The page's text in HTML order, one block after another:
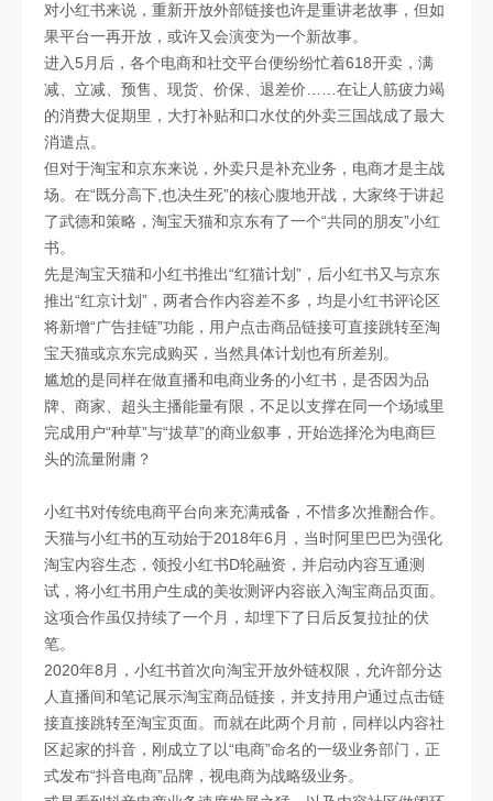
对小红书来说，重新开放外部链接也许是重讲老故事，但如
果平台一再开放，或许又会演变为一个新故事。
进入5月后，各个电商和社交平台便纷纷忙着618开卖，满
减、立减、预售、现货、价保、退差价……在让人筋疲力竭
的消费大促期里，大打补贴和口水仗的外卖三国战成了最大
消遣点。
但对于淘宝和京东来说，外卖只是补充业务，电商才是主战
场。在“既分高下,也决生死”的核心腹地开战，大家终于讲起
了武德和策略，淘宝天猫和京东有了一个“共同的朋友”小红
书。
先是淘宝天猫和小红书推出“红猫计划”，后小红书又与京东
推出“红京计划”，两者合作内容差不多，均是小红书评论区
将新增“广告挂链”功能，用户点击商品链接可直接跳转至淘
宝天猫或京东完成购买，当然具体计划也有所差别。
尴尬的是同样在做直播和电商业务的小红书，是否因为品
牌、商家、超头主播能量有限，不足以支撑在同一个场域里
完成用户“种草”与“拔草”的商业叙事，开始选择沦为电商巨
头的流量附庸？
小红书对传统电商平台向来充满戒备，不惜多次推翻合作。
天猫与小红书的互动始于2018年6月，当时阿里巴巴为强化
淘宝内容生态，领投小红书D轮融资，并启动内容互通测
试，将小红书用户生成的美妆测评内容嵌入淘宝商品页面。
这项合作虽仅持续了一个月，却埋下了日后反复拉扯的伏
笔。
2020年8月，小红书首次向淘宝开放外链权限，允许部分达
人直播间和笔记展示淘宝商品链接，并支持用户通过点击链
接直接跳转至淘宝页面。而就在此两个月前，同样以内容社
区起家的抖音，刚成立了以“电商”命名的一级业务部门，正
式发布“抖音电商”品牌，视电商为战略级业务。